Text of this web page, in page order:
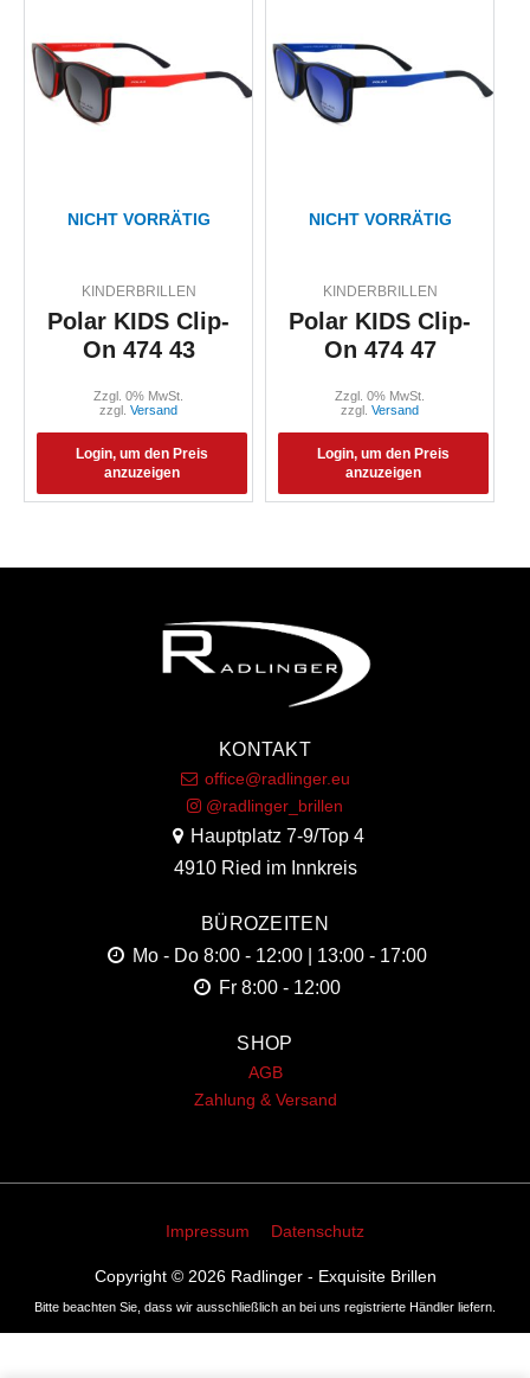
NICHT VORRÄTIG
KINDERBRILLEN
Polar KIDS Clip-
On 474 43
Login, um den Preis
anzuzeigen
Zzgl. 0% MwSt.
zzgl. Versand
NICHT VORRÄTIG
KINDERBRILLEN
Polar KIDS Clip-
On 474 47
Login, um den Preis
anzuzeigen
Zzgl. 0% MwSt.
zzgl. Versand
KONTAKT
office@radlinger.eu
@radlinger_brillen
Hauptplatz 7-9/Top 4
4910 Ried im Innkreis
BÜROZEITEN
Mo - Do 8:00 - 12:00 | 13:00 - 17:00
Fr 8:00 - 12:00
SHOP
AGB
Zahlung & Versand
Impressum Datenschutz
Copyright © 2026 Radlinger - Exquisite Brillen
Bitte beachten Sie, dass wir ausschließlich an bei uns registrierte Händler liefern.